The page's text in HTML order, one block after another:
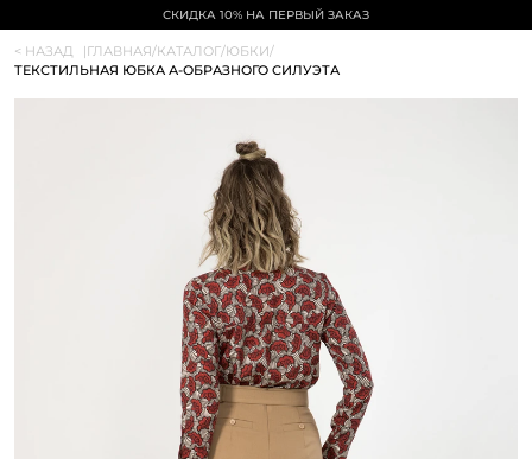
СКИДКА 10% НА ПЕРВЫЙ ЗАКАЗ
< НАЗАД |ГЛАВНАЯ/КАТАЛОГ/ЮБКИ/
ТЕКСТИЛЬНАЯ ЮБКА А-ОБРАЗНОГО СИЛУЭТА